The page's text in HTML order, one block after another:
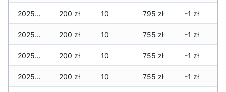
2025-05-01 200 zł 10 795 zł -1 zł
2025-04-30 200 zł 10 755 zł -1 zł
2025-04-29 200 zł 10 755 zł -1 zł
2025-04-28 200 zł 10 755 zł -1 zł